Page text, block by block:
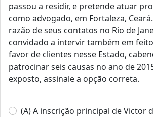
passou a residir, e pretende atuar
como advogado, em Fortaleza,
razão de seus contatos no Rio de
convidado a intervir também em
favor de clientes nesse Estado,
patrocinar seis causas no ano de
exposto, assinale a opção correta.
(A) A inscrição principal de Victor